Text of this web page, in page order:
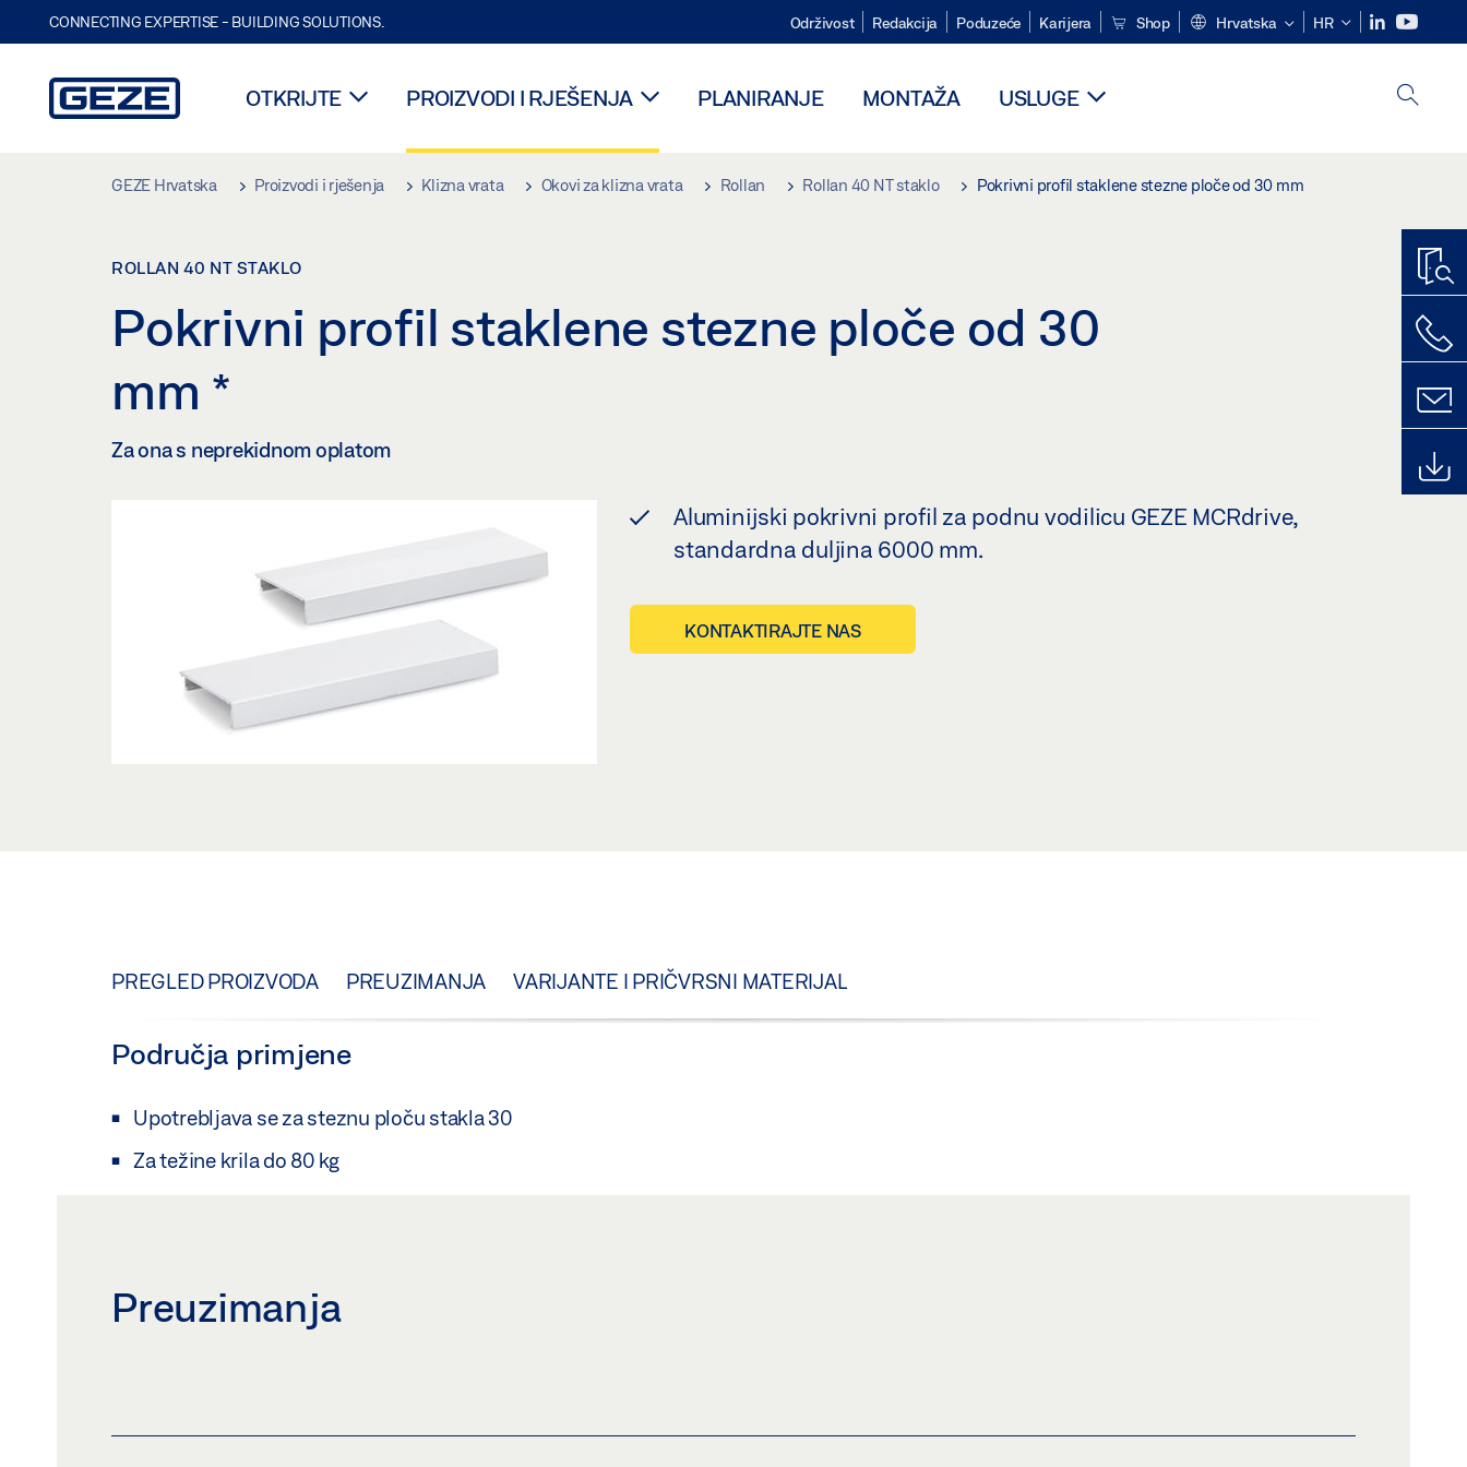
CONNECTING EXPERTISE - BUILDING SOLUTIONS. Održivost Redakcija Poduzeće Karijera Shop Hrvatska HR
OTKRIJTE PROIZVODI I RJEŠENJA PLANIRANJE MONTAŽA USLUGE
GEZE Hrvatska Proizvodi i rješenja Klizna vrata Okovi za klizna vrata Rollan Rollan 40 NT staklo Pokrivni profil staklene stezne ploče od 30 mm
ROLLAN 40 NT STAKLO
Pokrivni profil staklene stezne ploče od 30
mm *
Za ona s neprekidnom oplatom
Aluminijski pokrivni profil za podnu vodilicu GEZE MCRdrive,
standardna duljina 6000 mm.
KONTAKTIRAJTE NAS
PREGLED PROIZVODA PREUZIMANJA VARIJANTE I PRIČVRSNI MATERIJAL
Područja primjene
Upotrebljava se za steznu ploču stakla 30
Za težine krila do 80 kg
Preuzimanja